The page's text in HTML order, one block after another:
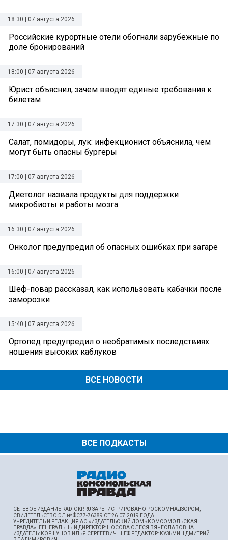
ВСЕ ПОДКАСТЫ
18:30 | 07 августа 2026
Российские курортные отели обогнали зарубежные по
доле бронирований
18:00 | 07 августа 2026
Юрист объяснил, зачем вводят единые требования к
билетам
17:30 | 07 августа 2026
Салат, помидоры, лук: инфекционист объяснила, чем
могут быть опасны бургеры
17:00 | 07 августа 2026
Диетолог назвала продукты для поддержки
микробиоты и работы мозга
16:30 | 07 августа 2026
Онколог предупредил об опасных ошибках при загаре
16:00 | 07 августа 2026
Шеф-повар рассказал, как использовать кабачки после
заморозки
15:40 | 07 августа 2026
Ортопед предупредил о необратимых последствиях
ношения высоких каблуков
ВСЕ НОВОСТИ
СЕТЕВОЕ ИЗДАНИЕ RADIOKP.RU ЗАРЕГИСТРИРОВАНО РОСКОМНАДЗОРОМ,
СВИДЕТЕЛЬСТВО ЭЛ № ФС77-76389 ОТ 26.07.2019 ГОДА.
УЧРЕДИТЕЛЬ И РЕДАКЦИЯ АО «ИЗДАТЕЛЬСКИЙ ДОМ «КОМСОМОЛЬСКАЯ
ПРАВДА». ГЕНЕРАЛЬНЫЙ ДИРЕКТОР: НОСОВА ОЛЕСЯ ВЯЧЕСЛАВОВНА.
ИЗДАТЕЛЬ: КОРШУНОВ ИЛЬЯ СЕРГЕЕВИЧ. ШEФ РЕДАКТОР: КУЗЬМИН ДМИТРИЙ